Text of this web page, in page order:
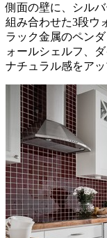
側面の壁に、シル
組み合わせた3段ウ
ラック金属のペン
ォールシェルフ、
ナチュラル感をアッ